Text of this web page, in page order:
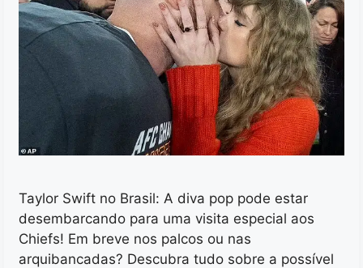
Taylor Swift no Brasil: A diva pop pode estar
desembarcando para uma visita especial aos
Chiefs! Em breve nos palcos ou nas
arquibancadas? Descubra tudo sobre a possível